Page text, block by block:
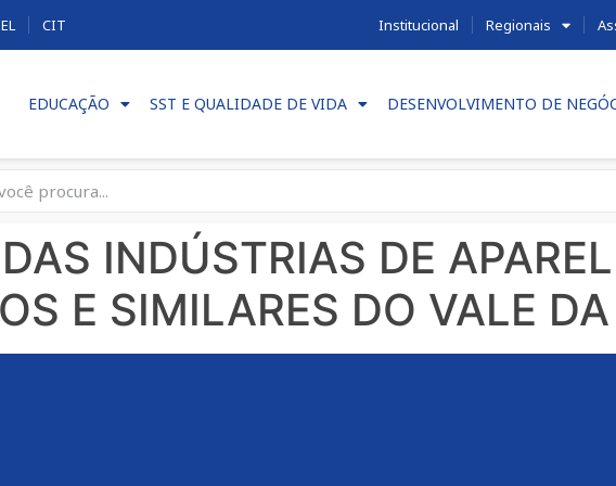
CIT Institucional Regionais
EDUCAÇÃO SST E QUALIDADE DE VIDA DESENVOLVIMENTO DE
INDÚSTRIAS DE
E SIMILARES DO VALE